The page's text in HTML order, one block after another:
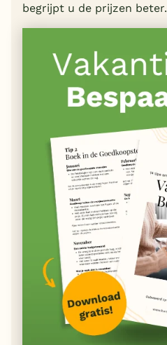
begrijpt u de prijzen beter.